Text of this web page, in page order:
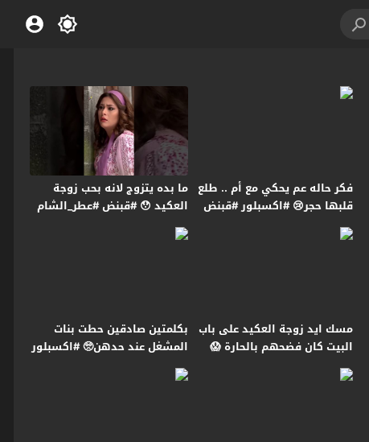
فكر حاله عم يحكي مع أم .. طلع
قلبها حجر😢 #اكسبلور #قبنض
#فرصة_أخيرة
ما بده يتزوج لانه بحب زوجة
العكيد 😯 #قبنض #عطر_الشام
مسك ايد زوجة العكيد على باب
البيت كان فضحهم بالحارة 😱
#قبنض #عطر_الشام
بكلمتين صادقين حطت بنات
المشغل عند حدهن🥺 #اكسبلور
#قبنض #بروكار